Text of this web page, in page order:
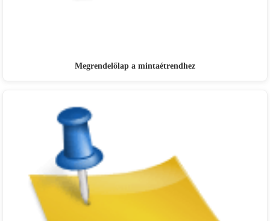
Megrendelőlap a mintaétrendhez